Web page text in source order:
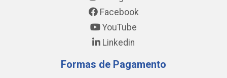
Facebook
YouTube
Linkedin
Formas de Pagamento